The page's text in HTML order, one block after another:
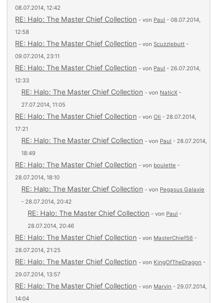
08.07.2014, 12:42
RE: Halo: The Master Chief Collection - von Paul - 08.07.2014,
12:58
RE: Halo: The Master Chief Collection - vonScuzzlebutt -
09.07.2014, 23:11
RE: Halo: The Master Chief Collection - von Paul - 26.07.2014,
12:33
RE: Halo: The Master Chief Collection - von NaticX -
27.07.2014, 11:05
RE: Halo: The Master Chief Collection - vonOli - 28.07.2014,
17:21
RE: Halo: The Master Chief Collection - von Paul - 28.07.2014,
18:49
RE: Halo: The Master Chief Collection - von boulette -
28.07.2014, 18:10
RE: Halo: The Master Chief Collection - von Pegasus Galaxie
- 28.07.2014, 20:42
RE: Halo: The Master Chief Collection - von Paul -
28.07.2014, 20:46
RE: Halo: The Master Chief Collection - von MasterChief56 -
28.07.2014, 21:25
RE: Halo: The Master Chief Collection - von KingOfTheDragon -
29.07.2014, 13:57
RE: Halo: The Master Chief Collection - von Marvin - 29.07.2014,
14:04